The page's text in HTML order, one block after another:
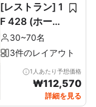
[レストラン] 1
F 428 (ホール
60席+ルーム1
0席)
30~70名
3件のレイアウト
1人あたり予想価格
₩112,570
詳細を見る